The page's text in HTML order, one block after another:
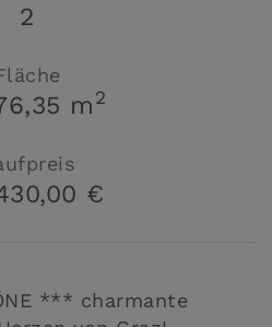
2
m2
€